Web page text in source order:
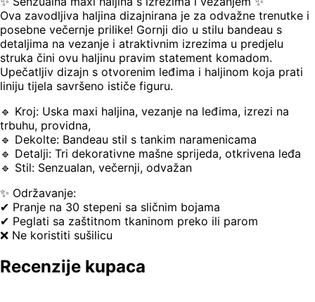
Ova zavodljiva haljina dizajnirana je za odvažne trenutke i
posebne večernje prilike! Gornji dio u stilu bandeau s
detaljima na vezanje i atraktivnim izrezima u predjelu
struka čini ovu haljinu pravim statement komadom.
Upečatljiv dizajn s otvorenim leđima i haljinom koja prati
liniju tijela savršeno ističe figuru.
🔹 Kroj: Uska maxi haljina, vezanje na leđima, izrezi na
trbuhu, providna,
🔹 Dekolte: Bandeau stil s tankim naramenicama
🔹 Detalji: Tri dekorativne mašne sprijeda, otkrivena leđa
🔹 Stil: Senzualan, večernji, odvažan
✨ Održavanje:
✔ Pranje na 30 stepeni sa sličnim bojama
✔ Peglati sa zaštitnom tkaninom preko ili parom
❌ Ne koristiti sušilicu
Recenzije kupaca